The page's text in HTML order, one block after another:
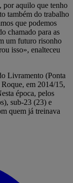
por aquilo que tenho
também do trabalho
que podemos
chamado para as
um futuro risonho
isso», enalteceu
Livramento (Ponta
em 2014/15,
época, pelos
sub-23 (23) e
quem já treinava